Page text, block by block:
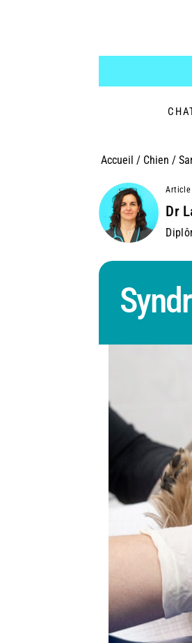
Accueil / Chien /
Article
Dr